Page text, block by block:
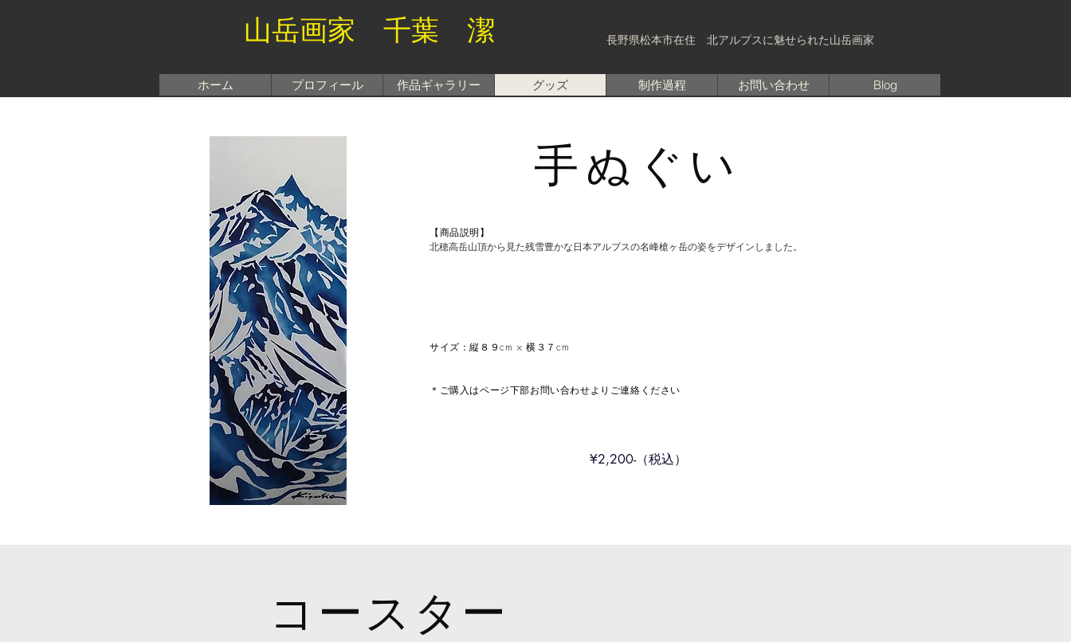
山岳画家 千葉 潔 長野県松本市在住 北アルプスに魅せられた山岳画家
ホーム プロフィール 作品ギャラリー グッズ 制作過程 お問い合わせ Blog
手ぬぐい
【商品説明】
北穂高岳山頂から見た残雪豊かな日本アルプスの名峰槍ヶ岳の姿をデザインしました。
サイズ：縦８９cm × 横３７cm
＊ご購入はページ下部お問い合わせよりご連絡ください
​¥2,200-（税込）
コースター